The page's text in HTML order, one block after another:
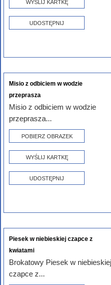
WYŚLIJ KARTKĘ
UDOSTĘPNIJ
Misio z odbiciem w wodzie
przeprasza
Misio z odbiciem w wodzie
przeprasza...
POBIERZ OBRAZEK
WYŚLIJ KARTKĘ
UDOSTĘPNIJ
Piesek w niebieskiej czapce z
kwiatami
Brokatowy Piesek w niebieskiej
czapce z...